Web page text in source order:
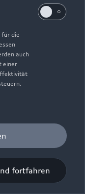
für die
auch
einer
fortfahren